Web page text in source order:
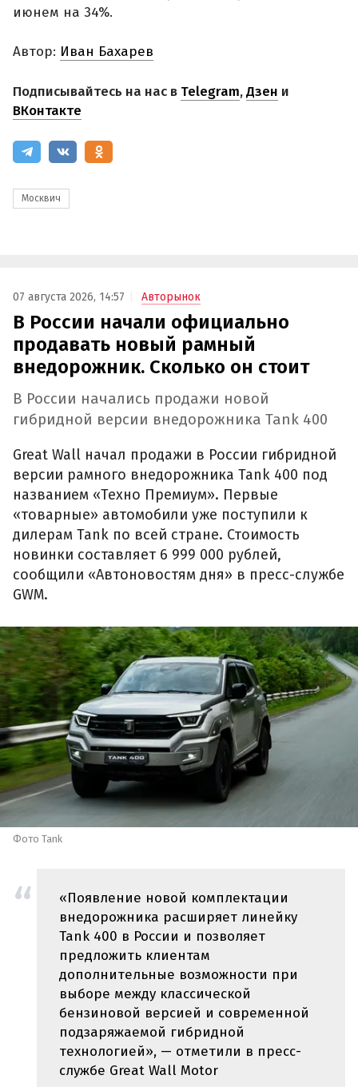
июнем на 34%.
Автор: Иван Бахарев
Подписывайтесь на нас в Telegram,Дзен и
ВКонтакте
Москвич
07 августа 2026, 14:57 Авторынок
В России начали официально
продавать новый рамный
внедорожник. Сколько он стоит
В России начались продажи новой
гибридной версии внедорожника Tank 400
Great Wall начал продажи в России гибридной
версии рамного внедорожника Tank 400 под
названием «Техно Премиум». Первые
«товарные» автомобили уже поступили к
дилерам Tank по всей стране. Стоимость
новинки составляет 6 999 000 рублей,
сообщили «Автоновостям дня» в пресс-службе
GWM.
Фото Tank
«Появление новой комплектации
внедорожника расширяет линейку
Tank 400 в России и позволяет
предложить клиентам
дополнительные возможности при
выборе между классической
бензиновой версией и современной
подзаряжаемой гибридной
технологией», — отметили в пресс-
службе Great Wall Motor